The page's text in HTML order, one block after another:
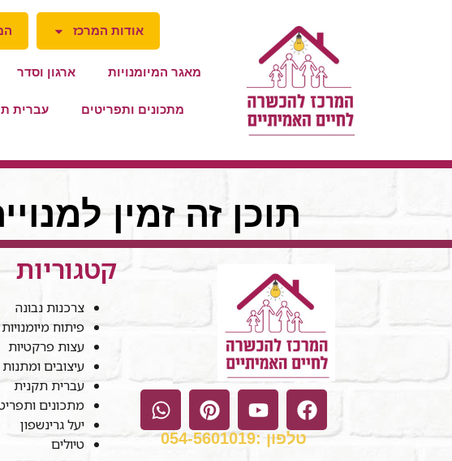
אודות המרכז
מאגר המיומנויות ארגון וסדר
מתכונים ותפריטים עברית
תוכן זה זמין
טלפון :054-5601019
קטגוריות
צרכנות נבונה
פיתוח מיומנויות
עצות פרקטיות
עיצובים ומתנות
עברית תקנית
מתכונים
יעל גרינשפון
טיולים